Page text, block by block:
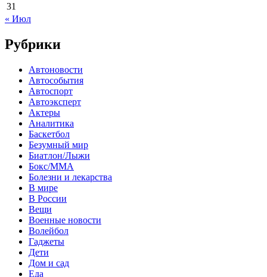
31
« Июл
Рубрики
Автоновости
Автособытия
Автоспорт
Автоэксперт
Актеры
Аналитика
Баскетбол
Безумный мир
Биатлон/Лыжи
Бокс/MMA
Болезни и лекарства
В мире
В России
Вещи
Военные новости
Волейбол
Гаджеты
Дети
Дом и сад
Еда